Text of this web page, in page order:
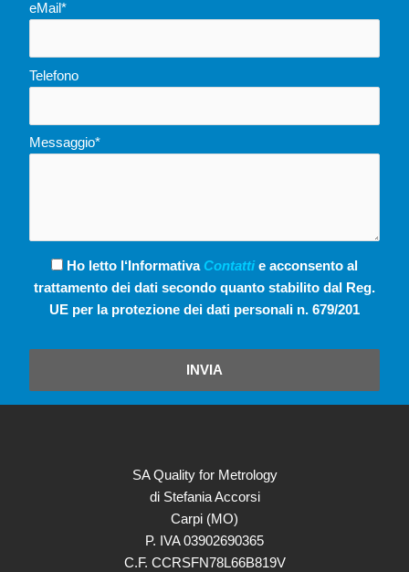
eMail*
Telefono
Messaggio*
Ho letto l‘Informativa Contattie acconsento al
trattamento dei dati secondo quanto stabilito dal Reg.
UE per la protezione dei dati personali n. 679/201
INVIA
SA Quality for Metrology
di Stefania Accorsi
Carpi (MO)
P. IVA 03902690365
C.F. CCRSFN78L66B819V